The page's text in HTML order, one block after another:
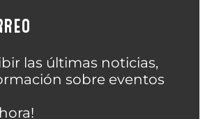
las últimas noticias,
sobre eventos